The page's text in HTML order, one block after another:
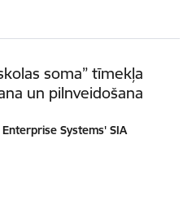
soma” tīmekļa
un pilnveidošana
Enterprise Systems' SIA